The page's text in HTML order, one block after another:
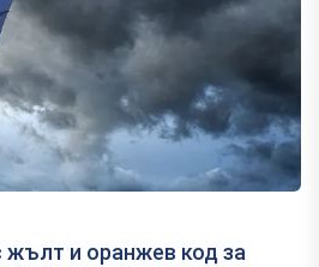
и оранжев код за